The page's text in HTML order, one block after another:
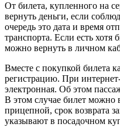
От билета, купленного на
вернуть деньги, если
очередь это дата и время
транспорта. Если есть хотя
можно вернуть в личном
Вместе с покупкой билета
регистрацию. При
электронная. Об этом
В этом случае билет можно
прицепной, срок возврата
указывают в посадочном